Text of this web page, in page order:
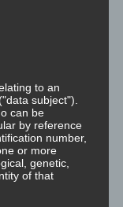
und Wachstum
um die eigene
und
to an
subject").
can be
by reference
number,
or more
genetic,
of that